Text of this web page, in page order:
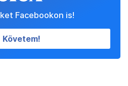
Facebookon is!
Követem!